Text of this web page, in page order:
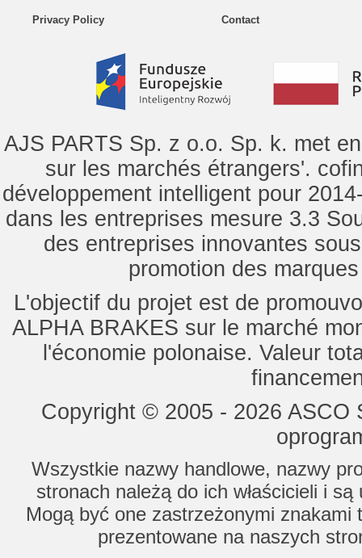
Privacy Policy Contact
AJS PARTS Sp. z o.o. Sp. k. met
sur les marchés étrangers'.
développement intelligent pour
dans les entreprises mesure 3.3
des entreprises innovantes
promotion des
L'objectif du projet est de
ALPHA BRAKES sur le marché
l'économie polonaise. Valeur
Copyright © 2005 - 2026
Wszystkie nazwy handlowe, nazwy
stronach należą do ich właścicieli i
Mogą być one zastrzeżonymi znakami
prezentowane na naszych